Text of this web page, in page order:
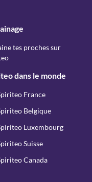
tes proches sur
dans le monde
France
Belgique
Luxembourg
Suisse
Canada